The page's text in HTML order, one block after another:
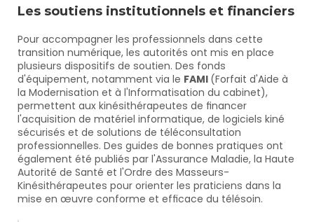
Les soutiens institutionnels et financiers
Pour accompagner les professionnels dans cette
transition numérique, les autorités ont mis en place
plusieurs dispositifs de soutien. Des fonds
d'équipement, notamment via le FAMI (Forfait d'Aide à
la Modernisation et à l'Informatisation du cabinet),
permettent aux kinésithérapeutes de financer
l'acquisition de matériel informatique, de logiciels kiné
sécurisés et de solutions de téléconsultation
professionnelles. Des guides de bonnes pratiques ont
également été publiés par l'Assurance Maladie, la Haute
Autorité de Santé et l'Ordre des Masseurs-
Kinésithérapeutes pour orienter les praticiens dans la
mise en œuvre conforme et efficace du télésoin.